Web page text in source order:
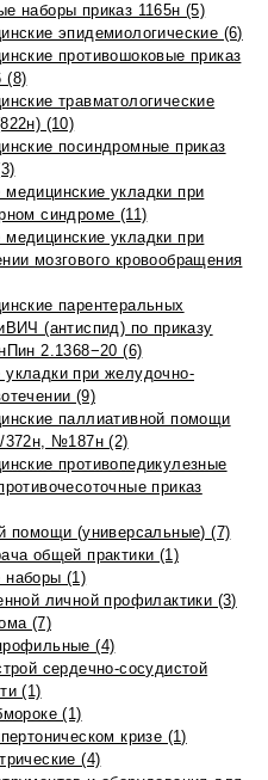
наборы приказ 1165н (5)
эпидемиологические (6)
противошоковые приказ
(8)
травматологические
(10)
посиндромные приказ
укладки при
синдроме (11)
укладки при
мозгового кровообращения
парентеральных
(антиспид) по приказу
2.1368−20 (6)
при желудочно-
(9)
паллиативной помощи
372н, №187н (2)
противопедикулезные
приказ
помощи (универсальные) (7)
общей практики (1)
(1)
личной профилактики (3)
(7)
(4)
сердечно-сосудистой
(1)
(1)
кризе (1)
(4)